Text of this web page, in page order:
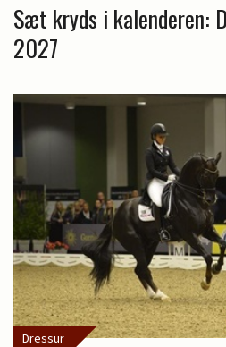
Sæt kryds i kalenderen:
2027
Dressur